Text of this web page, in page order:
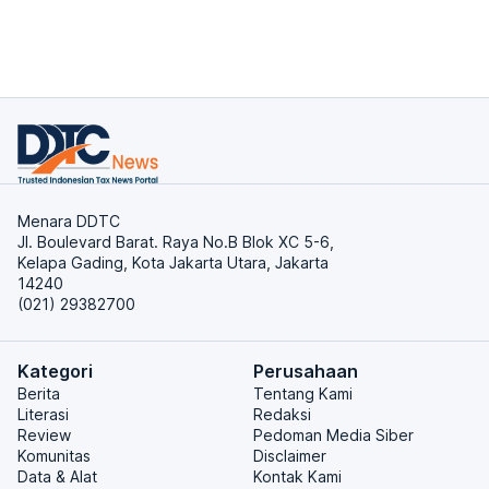
Menara DDTC
Jl. Boulevard Barat. Raya No.B Blok XC 5-6,
Kelapa Gading, Kota Jakarta Utara, Jakarta
14240
(021) 29382700
Kategori
Berita
Literasi
Review
Komunitas
Data & Alat
Perusahaan
Tentang Kami
Redaksi
Pedoman Media Siber
Disclaimer
Kontak Kami